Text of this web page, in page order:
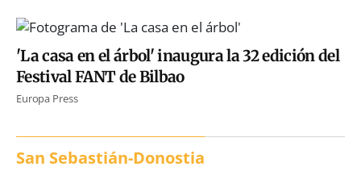
'La casa en el árbol' inaugura la 32 edición del
Festival FANT de Bilbao
Europa Press
San Sebastián-Donostia